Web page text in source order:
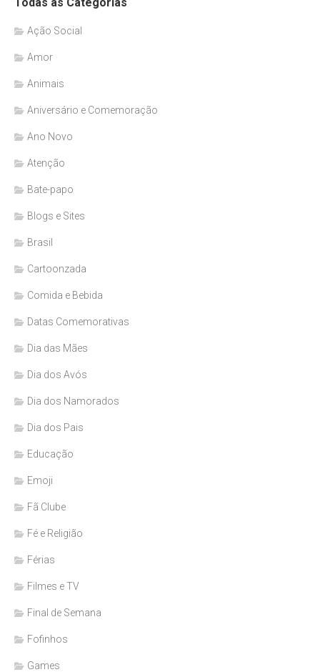
Ação Social
Amor
Animais
Aniversário e Comemoração
Ano Novo
Atenção
Bate-papo
Blogs e Sites
Brasil
Cartoonzada
Comida e Bebida
Datas Comemorativas
Dia das Mães
Dia dos Avós
Dia dos Namorados
Dia dos Pais
Educação
Emoji
Fã Clube
Fé e Religião
Férias
Filmes e TV
Final de Semana
Fofinhos
Games